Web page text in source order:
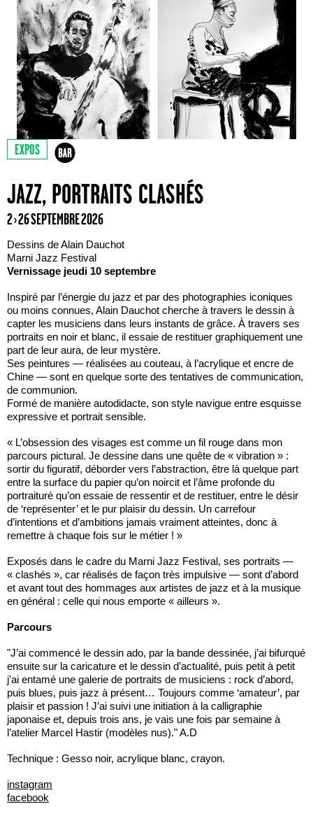
EXPOS
JAZZ, PORTRAITS CLASHÉS
2 › 26 SEPTEMBRE 2026
Dessins de Alain Dauchot
Marni Jazz Festival
Vernissage jeudi 10 septembre
Inspiré par l’énergie du jazz et par des photographies iconiques
ou moins connues, Alain Dauchot cherche à travers le dessin à
capter les musiciens dans leurs instants de grâce. À travers ses
portraits en noir et blanc, il essaie de restituer graphiquement une
part de leur aura, de leur mystère.
Ses peintures — réalisées au couteau, à l’acrylique et encre de
Chine — sont en quelque sorte des tentatives de communication,
de communion.
Formé de manière autodidacte, son style navigue entre esquisse
expressive et portrait sensible.
« L’obsession des visages est comme un fil rouge dans mon
parcours pictural. Je dessine dans une quête de « vibration » :
sortir du figuratif, déborder vers l’abstraction, être là quelque part
entre la surface du papier qu’on noircit et l’âme profonde du
portraituré qu’on essaie de ressentir et de restituer, entre le désir
de ‘représenter’ et le pur plaisir du dessin. Un carrefour
d’intentions et d’ambitions jamais vraiment atteintes, donc à
remettre à chaque fois sur le métier ! »
Exposés dans le cadre du Marni Jazz Festival, ses portraits —
« clashés », car réalisés de façon très impulsive — sont d’abord
et avant tout des hommages aux artistes de jazz et à la musique
en général : celle qui nous emporte « ailleurs ».
Parcours
"J’ai commencé le dessin ado, par la bande dessinée, j’ai bifurqué
ensuite sur la caricature et le dessin d’actualité, puis petit à petit
j’ai entamé une galerie de portraits de musiciens : rock d’abord,
puis blues, puis jazz à présent… Toujours comme ‘amateur’, par
plaisir et passion ! J’ai suivi une initiation à la calligraphie
japonaise et, depuis trois ans, je vais une fois par semaine à
l’atelier Marcel Hastir (modèles nus)." A.D
Technique : Gesso noir, acrylique blanc, crayon.
instagram
facebook